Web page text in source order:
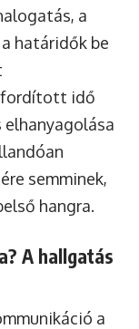
a
határidők be
fordított idő
elhanyagolása
semminek,
hangra.
A hallgatás
a